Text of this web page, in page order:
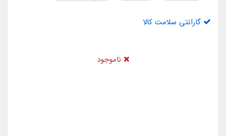
گارانتی سلامت کالا
ناموجود